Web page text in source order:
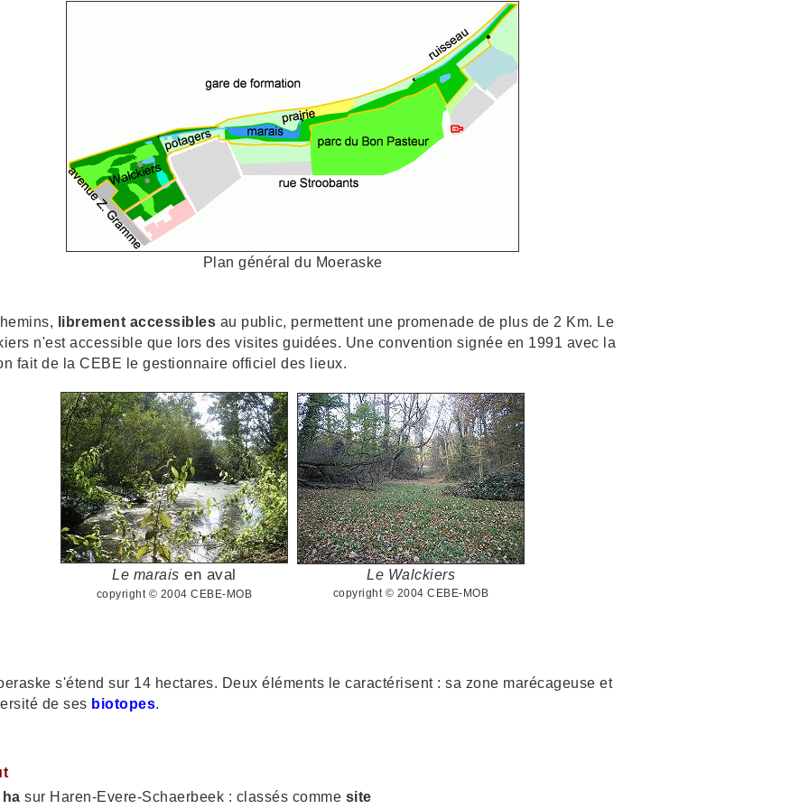
Plan général du Moeraske
librement accessibles au public, permettent une promenade de plus de 2 Km. Le
n'est accessible que lors des visites guidées. Une convention signée en 1991 avec la
fait de la CEBE le gestionnaire officiel des lieux.
Le marais en aval
copyright © 2004 CEBE-MOB
Le Walckiers
copyright © 2004 CEBE-MOB
s'étend sur 14 hectares. Deux éléments le caractérisent : sa zone marécageuse et
de ses biotopes.
ha sur Haren-Evere-Schaerbeek : classés comme site